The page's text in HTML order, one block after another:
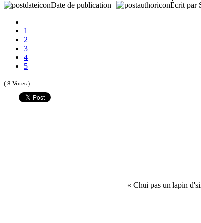
Date de publication | Écrit par
1
2
3
4
5
( 8 Votes )
« Chui pas un lapin